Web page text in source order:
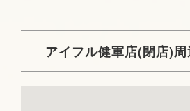
アイフル健軍店(閉店)